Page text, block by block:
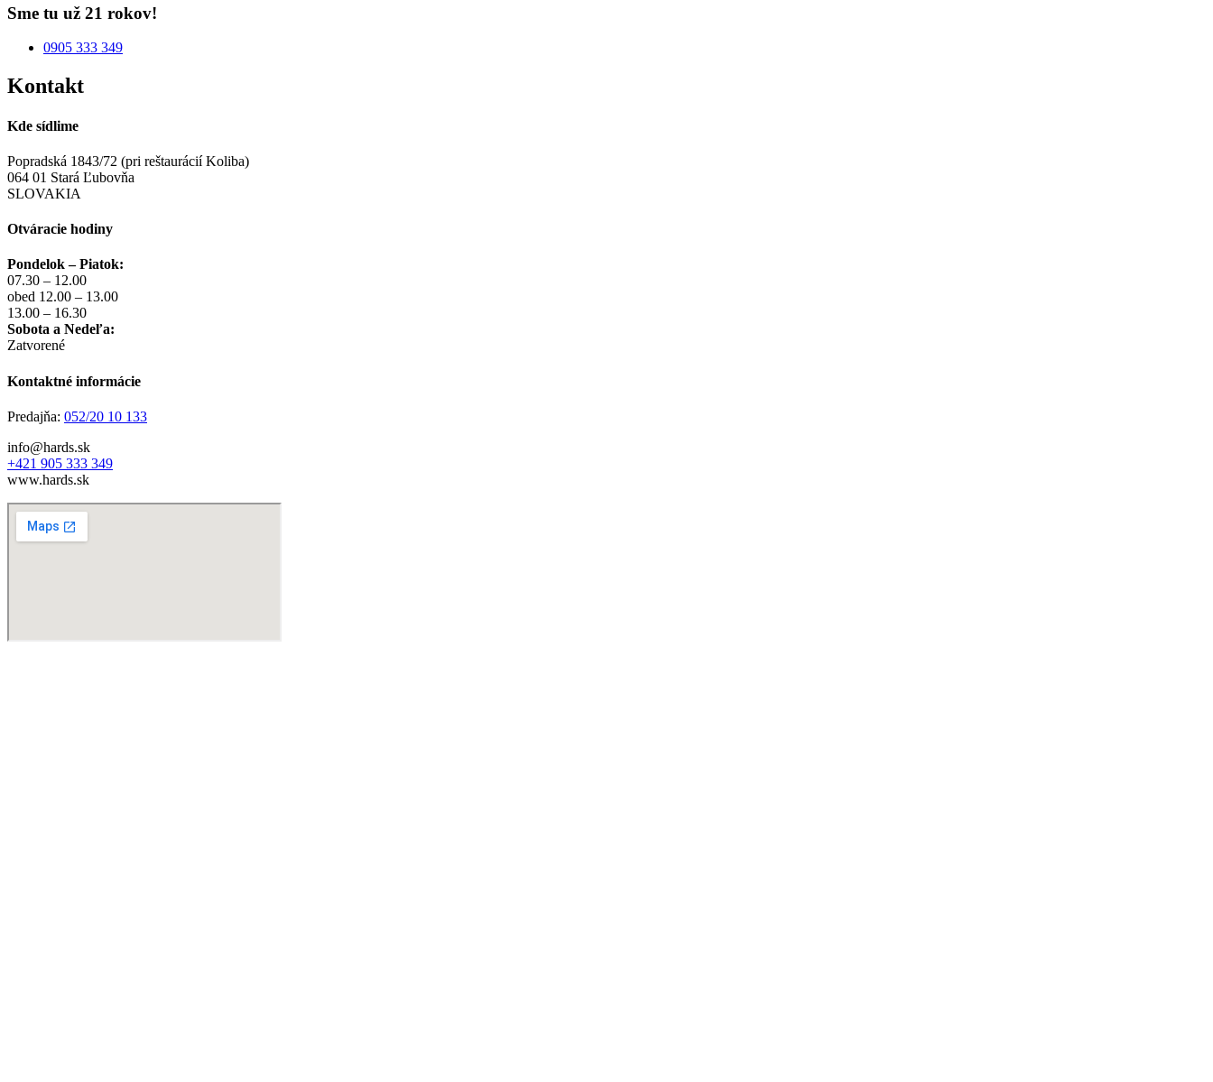
Sme tu už 21 rokov!
0905 333 349
Kontakt
Kde sídlime
Popradská 1843/72 (pri reštaurácií Koliba)
064 01 Stará Ľubovňa
SLOVAKIA
Otváracie hodiny
Pondelok – Piatok:
07.30 – 12.00
obed 12.00 – 13.00
13.00 – 16.30
Sobota a Nedeľa:
Zatvorené
Kontaktné informácie
Predajňa: 052/20 10 133
info@hards.sk
+421 905 333 349
www.hards.sk